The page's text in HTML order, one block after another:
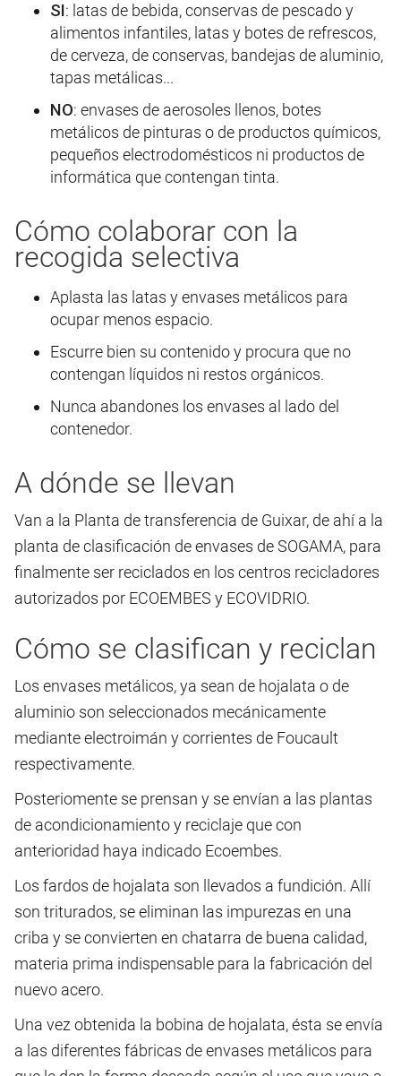
SI: latas de bebida, conservas de pescado y
alimentos infantiles, latas y botes de refrescos,
de cerveza, de conservas, bandejas de aluminio,
tapas metálicas...
NO: envases de aerosoles llenos, botes
metálicos de pinturas o de productos químicos,
pequeños electrodomésticos ni productos de
informática que contengan tinta.
Cómo colaborar con la
recogida selectiva
Aplasta las latas y envases metálicos para
ocupar menos espacio.
Escurre bien su contenido y procura que no
contengan líquidos ni restos orgánicos.
Nunca abandones los envases al lado del
contenedor.
A dónde se llevan
Van a la Planta de transferencia de Guixar, de ahí a la
planta de clasificación de envases de SOGAMA, para
finalmente ser reciclados en los centros recicladores
autorizados por ECOEMBES y ECOVIDRIO.
Cómo se clasifican y reciclan
Los envases metálicos, ya sean de hojalata o de
aluminio son seleccionados mecánicamente
mediante electroimán y corrientes de Foucault
respectivamente.
Posteriomente se prensan y se envían a las plantas
de acondicionamiento y reciclaje que con
anterioridad haya indicado Ecoembes.
Los fardos de hojalata son llevados a fundición. Allí
son triturados, se eliminan las impurezas en una
criba y se convierten en chatarra de buena calidad,
materia prima indispensable para la fabricación del
nuevo acero.
Una vez obtenida la bobina de hojalata, ésta se envía
a las diferentes fábricas de envases metálicos para